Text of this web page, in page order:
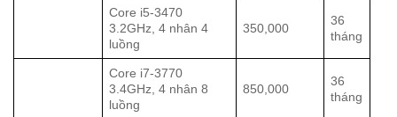
Core i5-3470
3.2GHz, 4 nhân 4
luồng
350,000
36
tháng
Core i7-3770
3.4GHz, 4 nhân 8
luồng
850,000
36
tháng